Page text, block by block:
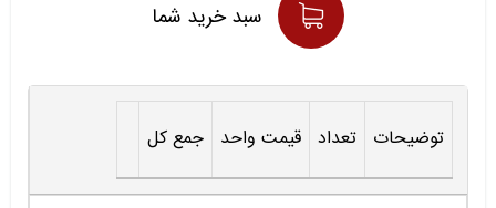
سبد خريد شما
توضیحات تعداد قیمت واحد جمع کل